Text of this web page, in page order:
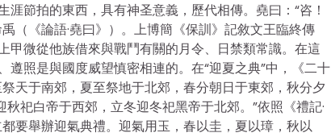
節拍的東西，具有神圣意義，歷代相傳。堯曰：“咨！
（《論語·堯曰》）。上博簡《保訓》記敘文王臨終傳
微從他族借來與戰鬥有關的月令、日禁類常識。在這
照是與國度威望慎密相連的。在“迎夏之典”中，《二十
天于南郊，夏至祭地于北郊，春分朝日于東郊，秋分夕
祀白帝于西郊，立冬迎冬祀黑帝于北郊。”依照《禮記·
要舉辦迎氣典禮。迎氣用玉，春以圭，夏以璋，秋以